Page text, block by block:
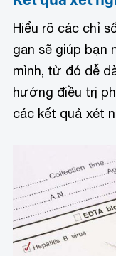
Hiểu rõ các chỉ
gan sẽ giúp bạn
mình, từ đó dễ
hướng điều trị
các kết quả xét